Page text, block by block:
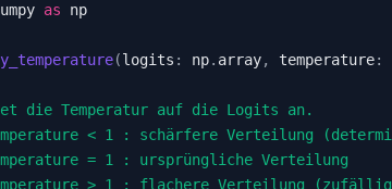
as
(logits : np. array, temperature: